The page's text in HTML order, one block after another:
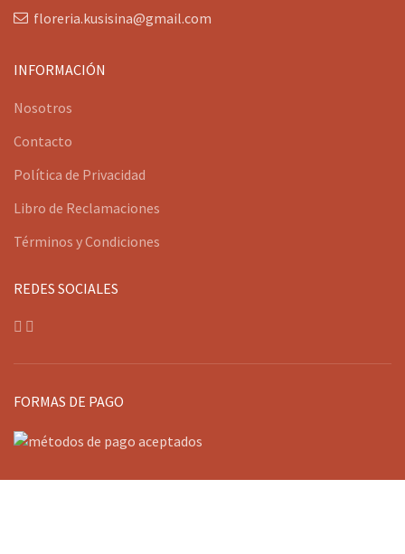
floreria.kusisina@gmail.com
INFORMACIÓN
Nosotros
Contacto
Política de Privacidad
Libro de Reclamaciones
Términos y Condiciones
REDES SOCIALES
FORMAS DE PAGO